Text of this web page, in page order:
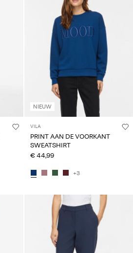
NIEUW
VILA
PRINT AAN DE VOORKANT
SWEATSHIRT
€ 44,99
+3